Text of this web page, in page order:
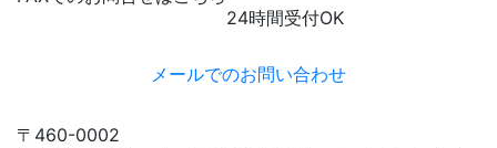
24時間受付OK
メールでのお問い合わせ
〒460-0002